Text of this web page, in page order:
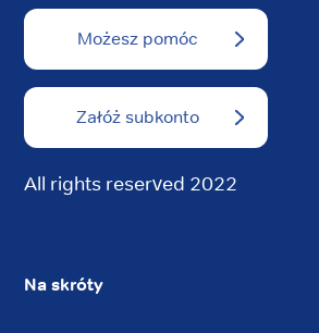
Możesz pomóc
Załóż subkonto
All rights reserved 2022
Na skróty